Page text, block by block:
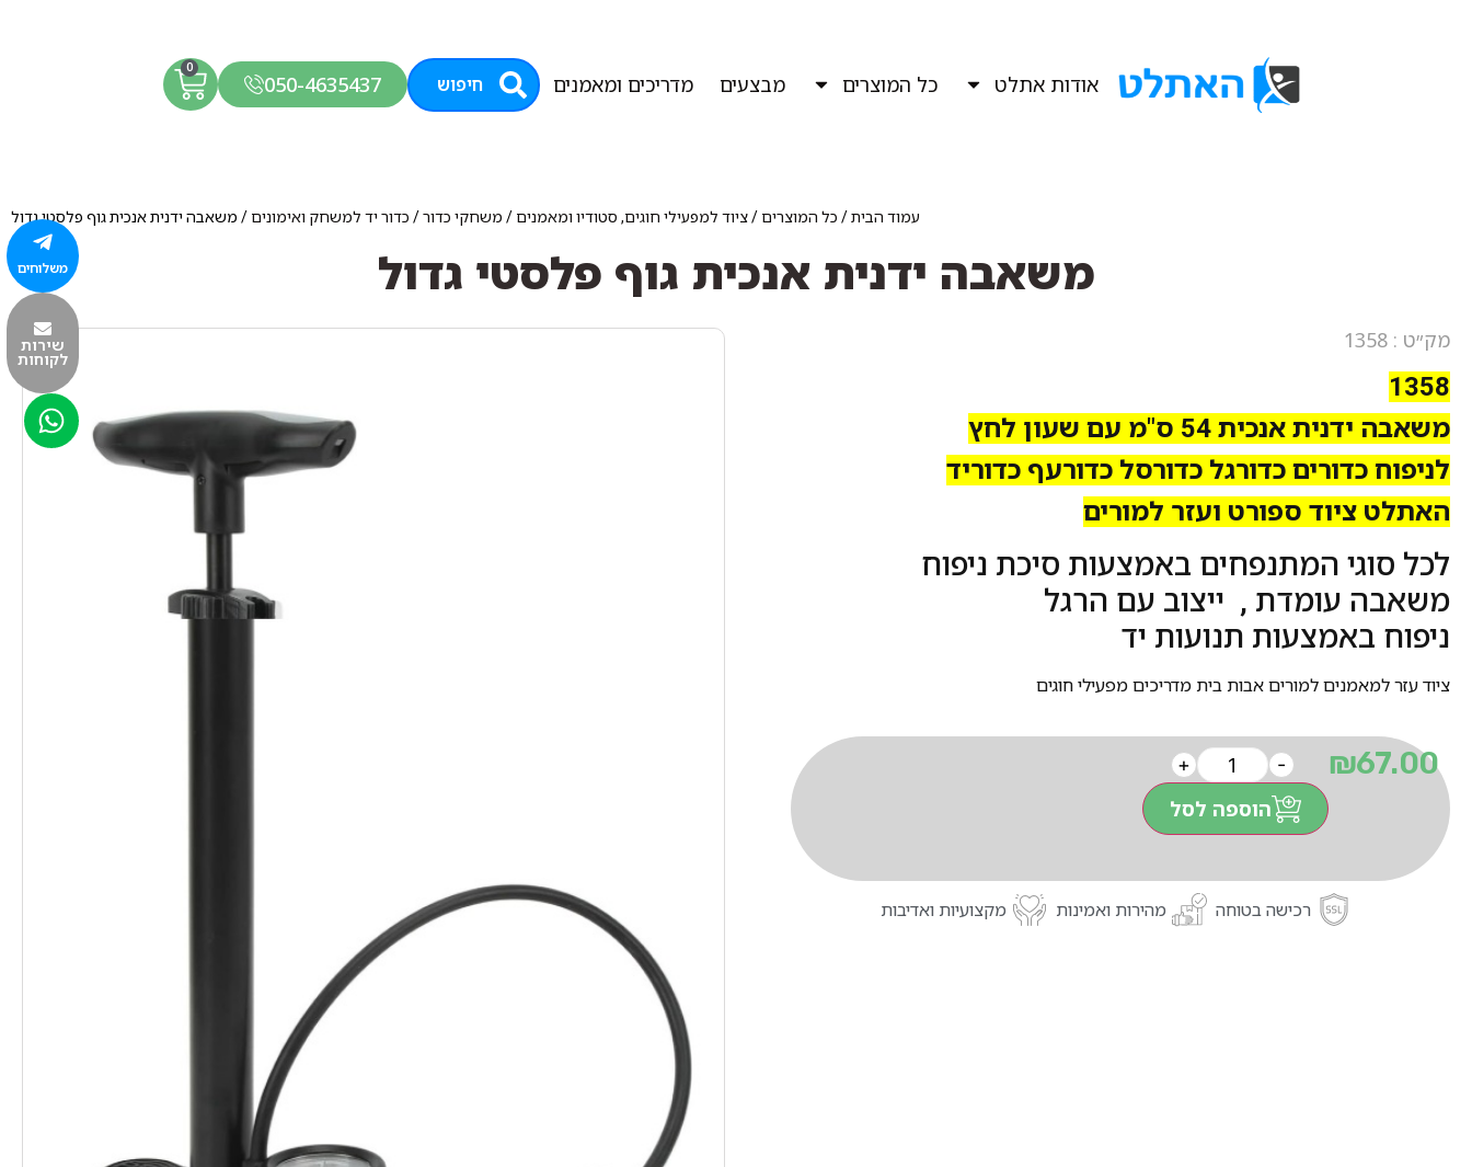
אודות אתלט כל המוצרים מבצעים מדריכים ומאמנים חיפוש 050-4635437
0
עמוד הבית/ כל המוצרים /ציוד למפעילי חוגים, סטודיו ומאמנים / משחקי כדור/ כדור יד למשחק ואימונים / משאבה ידנית אנכית גוף פלסטי גדול
משאבה ידנית אנכית גוף פלסטי גדול
מק״ט : 1358
1358
משאבה ידנית אנכית 54 ס"מ עם שעון לחץ
לניפוח כדורים כדורגל כדורסל כדורעף כדוריד
האתלט ציוד ספורט ועזר למורים
לכל סוגי המתנפחים באמצעות סיכת ניפוח
משאבה עומדת , ייצוב עם הרגל
ניפוח באמצעות תנועות יד
ציוד עזר למאמנים למורים אבות בית מדריכים מפעילי חוגים
₪67.00
-
+
הוספה לסל
רכישה בטוחה מהירות ואמינות מקצועיות ואדיבות
משלוחים
שירות
לקוחות